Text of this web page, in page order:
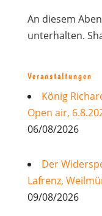
An diesem
unterhalten.
Veranstaltungen
König
Open air,
06/08/2026
Der
Lafrenz,
09/08/2026